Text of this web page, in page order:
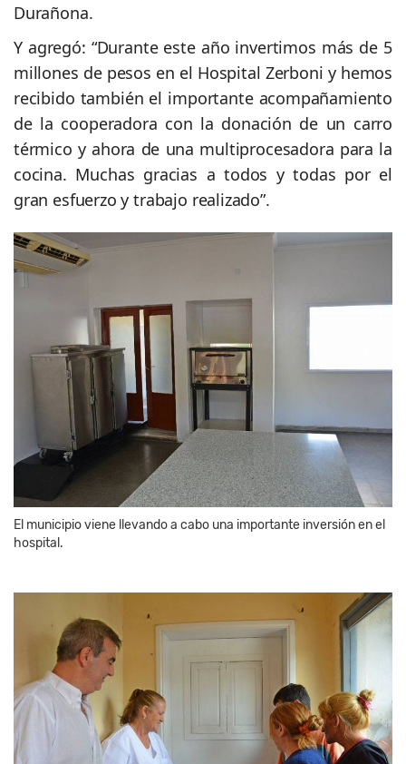
Durañona.
Y agregó: “Durante este año invertimos más de 5
millones de pesos en el Hospital Zerboni y hemos
recibido también el importante acompañamiento
de la cooperadora con la donación de un carro
térmico y ahora de una multiprocesadora para la
cocina. Muchas gracias a todos y todas por el
gran esfuerzo y trabajo realizado”.
El municipio viene llevando a cabo una importante inversión en el
hospital.